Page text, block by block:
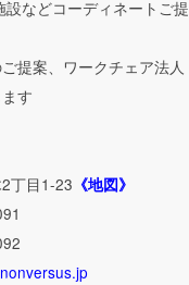
設などコーディネートご提
提案、ワークチェア法人
す
丁目1-23 《地図》